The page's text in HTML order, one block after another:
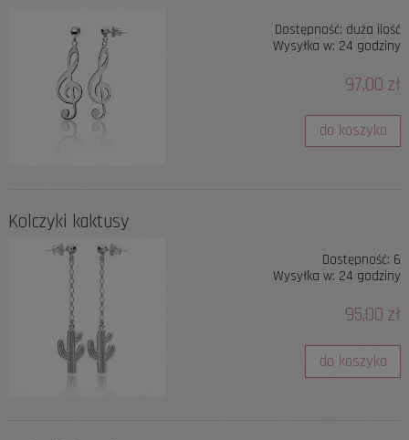
Dostępność: duża ilość
Wysyłka w: 24 godziny
97,00 zł
do koszyka
Kolczyki kaktusy
Dostępność: 6
Wysyłka w: 24 godziny
95,00 zł
do koszyka